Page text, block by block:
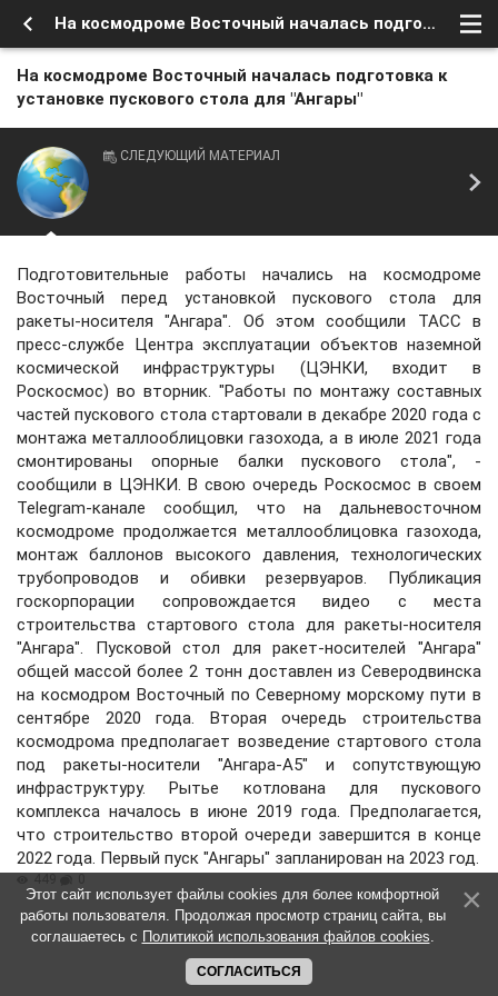
На космодроме Восточный началась подготовка к установке пускового стола для "Ангары"
На космодроме Восточный началась подготовка к
установке пускового стола для "Ангары"
СЛЕДУЮЩИЙ МАТЕРИАЛ
Подготовительные работы начались на космодроме
Восточный перед установкой пускового стола для
ракеты-носителя "Ангара". Об этом сообщили ТАСС в
пресс-службе Центра эксплуатации объектов наземной
космической инфраструктуры (ЦЭНКИ, входит в
Роскосмос) во вторник. "Работы по монтажу составных
частей пускового стола стартовали в декабре 2020 года с
монтажа металлооблицовки газохода, а в июле 2021 года
смонтированы опорные балки пускового стола", -
сообщили в ЦЭНКИ. В свою очередь Роскосмос в своем
Telegram-канале сообщил, что на дальневосточном
космодроме продолжается металлооблицовка газохода,
монтаж баллонов высокого давления, технологических
трубопроводов и обивки резервуаров. Публикация
госкорпорации сопровождается видео с места
строительства стартового стола для ракеты-носителя
"Ангара". Пусковой стол для ракет-носителей "Ангара"
общей массой более 2 тонн доставлен из Северодвинска
на космодром Восточный по Северному морскому пути в
сентябре 2020 года. Вторая очередь строительства
космодрома предполагает возведение стартового стола
под ракеты-носители "Ангара-А5" и сопутствующую
инфраструктуру. Рытье котлована для пускового
комплекса началось в июне 2019 года. Предполагается,
что строительство второй очереди завершится в конце
2022 года. Первый пуск "Ангары" запланирован на 2023 год.
Этот сайт использует файлы cookies для более комфортной
работы пользователя. Продолжая просмотр страниц сайта, вы
соглашаетесь с Политикой использования файлов cookies.
СОГЛАСИТЬСЯ